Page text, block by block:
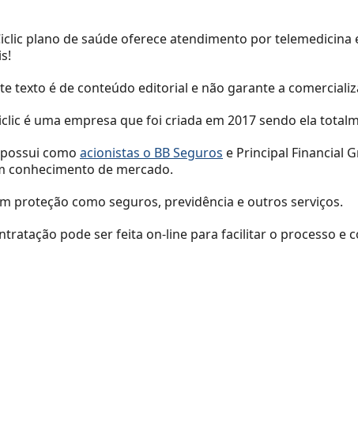
plano de saúde oferece atendimento por
texto é de conteúdo editorial e não garante a
é uma empresa que foi criada em 2017 sendo ela
possui comoacionistas o BB Seguros e Principal Financial
conhecimento de mercado.
proteção como seguros, previdência e outros serviços.
pode ser feita on-line para facilitar o processo